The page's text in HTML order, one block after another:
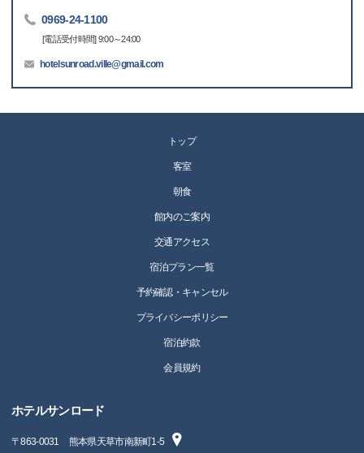
0969-24-1100
[電話受付時間] 9:00～24:00
hotelsunroad.ville@gmail.com
トップ
客室
朝食
館内のご案内
交通アクセス
宿泊プラン一覧
予約確認・キャンセル
プライバシーポリシー
宿泊約款
会員規約
ホテルサンロード
〒863-0031 熊本県天草市南新町1-5